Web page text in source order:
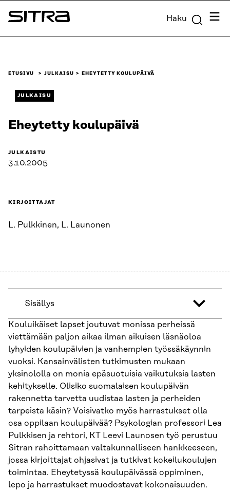
Siirry
suoraan
Sitra Haku
ETUSIVU JULKAISU EHEYTETTY KOULUPÄIVÄ
JULKAISU
Eheytetty koulupäivä
JULKAISTU
3.10.2005
KIRJOITTAJAT
L. Pulkkinen, L. Launonen
Sisällys
Kouluikäiset lapset joutuvat monissa perheissä
viettämään paljon aikaa ilman aikuisen läsnäoloa
lyhyiden koulupäivien ja vanhempien työssäkäynnin
vuoksi. Kansainvälisten tutkimusten mukaan
yksinololla on monia epäsuotuisia vaikutuksia lasten
kehitykselle. Olisiko suomalaisen koulupäivän
rakennetta tarvetta uudistaa lasten ja perheiden
tarpeista käsin? Voisivatko myös harrastukset olla
osa oppilaan koulupäivää? Psykologian professori Lea
Pulkkisen ja rehtori, KT Leevi Launosen työ perustuu
Sitran rahoittamaan valtakunnalliseen hankkeeseen,
jossa kirjoittajat ohjasivat ja tutkivat kokeilukoulujen
toimintaa. Eheytetyssä koulupäivässä oppiminen,
lepo ja harrastukset muodostavat kokonaisuuden.